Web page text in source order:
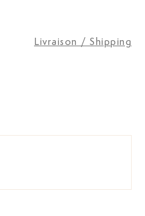
Livraison / Shipping